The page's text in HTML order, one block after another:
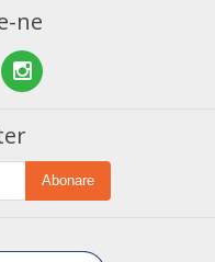
ne
Abonare